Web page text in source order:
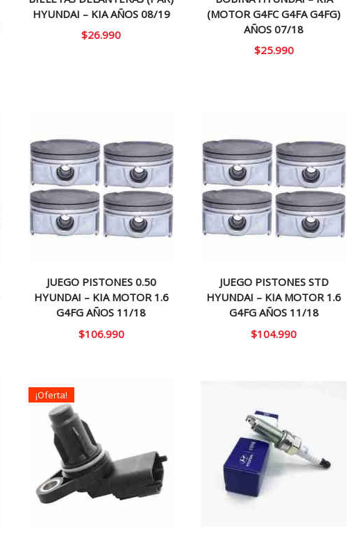
HYUNDAI – KIA AÑOS 08/19
$26.990
(MOTOR G4FC G4FA G4FG)
AÑOS 07/18
$25.990
JUEGO PISTONES 0.50
HYUNDAI – KIA MOTOR 1.6
G4FG AÑOS 11/18
$106.990
JUEGO PISTONES STD
HYUNDAI – KIA MOTOR 1.6
G4FG AÑOS 11/18
$104.990
¡Oferta!